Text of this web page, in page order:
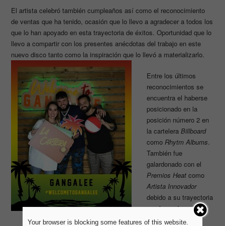
El artista celebró también cumpleaños así como el reconocimiento
de ventas que ha tenido, ocasión que lo llevo a agradecer a todos los
que lo han apoyado en esta trayectoria de éxitos. Oportunidad que lo
llevo a compartir con los presentes anécdotas del trabajo en este
nuevo disco tanto como la inspiración que lo llevó a materializarlo.
Entre los últimos
reconocimientos se
encuentra el haberse
posicionado en la
posición número 2 en
la carteleraBillboard
comoRhytm Albums.
También fue
galardonado con el
Premios Heat como
Artista Innovador
debido a su trayectoria
en el mundo musical.
Your browser is blocking some features of this website.